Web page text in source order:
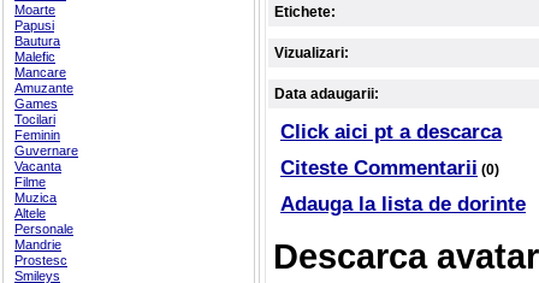
Moarte
Papusi
Bautura
Malefic
Mancare
Amuzante
Games
Tocilari
Feminin
Guvernare
Vacanta
Filme
Muzica
Altele
Personale
Mandrie
Prostesc
Smileys
Etichete:
Vizualizari:
Data adaugarii:
Click aici pt a descarca
Citeste Commentarii (0)
Adauga la lista de dorinte
Descarca